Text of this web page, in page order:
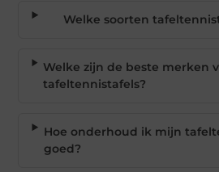
Welke soorten
Welke zijn de beste merken
tafeltennistafels?
Hoe onderhoud ik mijn
goed?